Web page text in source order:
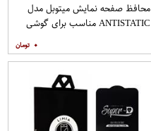
محافظ صفحه نمایش میتوبل مدل
ANTISTATIC مناسب برای گوشی
۰